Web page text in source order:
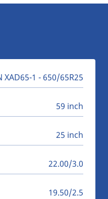
XAD65-1 - 650/65R25
59 inch
25 inch
22.00/3.0
19.50/2.5